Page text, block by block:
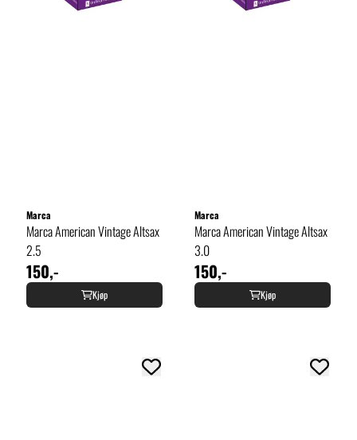
Marca
Marca American Vintage Altsax
2.5
150,-
Kjøp
Marca
Marca American Vintage Altsax
3.0
150,-
Kjøp